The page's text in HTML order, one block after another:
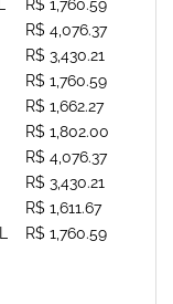
R$ 1,760.59
R$ 4,076.37
R$ 3,430.21
R$ 1,760.59
R$ 1,662.27
R$ 1,802.00
R$ 4,076.37
R$ 3,430.21
R$ 1,611.67
R$ 1,760.59